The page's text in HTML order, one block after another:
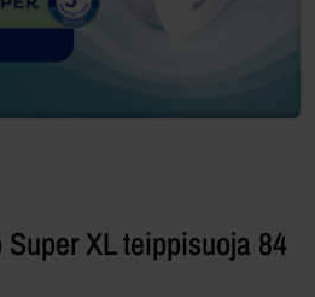
XL teippisuoja 84